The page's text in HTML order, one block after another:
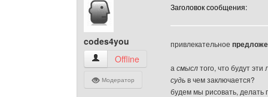
codes4you
codes4you Посмотреть профиль
Offline
Модератор
Заголовок сообщения:
привлекательное
а смыслтого, что будут
судьв чем заключается?
будем мы рисовать, делать